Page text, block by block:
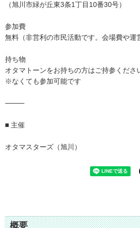
（旭川市緑が丘東3条1丁目10番30号）
参加費
無料（非営利の市民活動です。会場費や運
持ち物
オタマトーンをお持ちの方はご持参くださ
※なくても参加可能です
⸻
■ 主催
オタマスターズ（旭川）
概要